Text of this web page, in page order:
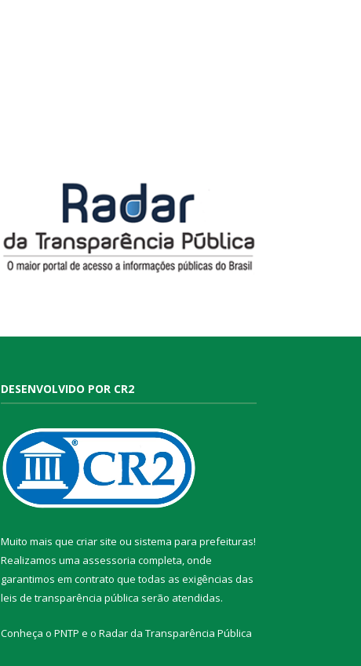
DESENVOLVIDO POR CR2
Muito mais que criar site ou sistema para prefeituras!
Realizamos uma assessoria completa, onde
garantimos em contrato que todas as exigências das
leis de transparência pública serão atendidas.
Conheça o PNTP e o Radar da Transparência Pública